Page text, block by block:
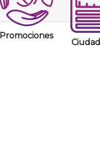
Promociones